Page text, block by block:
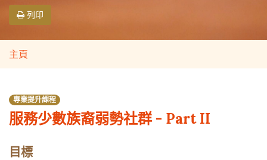
列印
主頁
專業提升課程
服務少數族裔弱勢社群 - Part II
目標